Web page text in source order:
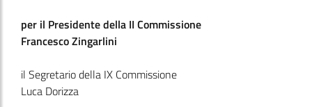
per il Presidente della II Commissione
Francesco Zingarlini
il Segretario della IX Commissione
Luca Dorizza